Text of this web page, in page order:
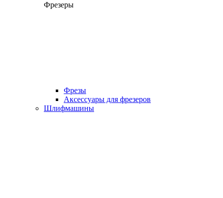
Фрезеры
Фрезы
Аксессуары для фрезеров
Шлифмашины